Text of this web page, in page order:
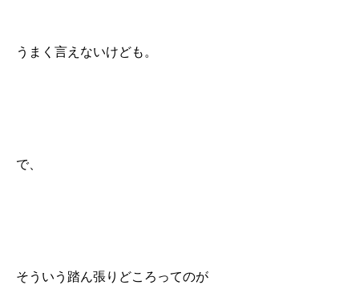
うまく言えないけども。
で、
そういう踏ん張りどころってのが